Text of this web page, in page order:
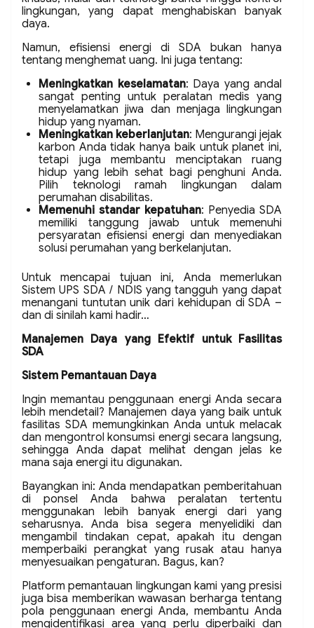
lingkungan, yang dapat menghabiskan banyak
daya.
Namun, efisiensi energi di SDA bukan hanya
tentang menghemat uang. Ini juga tentang:
Meningkatkan keselamatan: Daya yang andal
sangat penting untuk peralatan medis yang
menyelamatkan jiwa dan menjaga lingkungan
hidup yang nyaman.
Meningkatkan keberlanjutan: Mengurangi jejak
karbon Anda tidak hanya baik untuk planet ini,
tetapi juga membantu menciptakan ruang
hidup yang lebih sehat bagi penghuni Anda.
Pilih teknologi ramah lingkungan dalam
perumahan disabilitas.
Memenuhi standar kepatuhan: Penyedia SDA
memiliki tanggung jawab untuk memenuhi
persyaratan efisiensi energi dan menyediakan
solusi perumahan yang berkelanjutan.
Untuk mencapai tujuan ini, Anda memerlukan
Sistem UPS SDA / NDIS yang tangguh yang dapat
menangani tuntutan unik dari kehidupan di SDA –
dan di sinilah kami hadir…
Manajemen Daya yang Efektif untuk Fasilitas
SDA
Sistem Pemantauan Daya
Ingin memantau penggunaan energi Anda secara
lebih mendetail? Manajemen daya yang baik untuk
fasilitas SDA memungkinkan Anda untuk melacak
dan mengontrol konsumsi energi secara langsung,
sehingga Anda dapat melihat dengan jelas ke
mana saja energi itu digunakan.
Bayangkan ini: Anda mendapatkan pemberitahuan
di ponsel Anda bahwa peralatan tertentu
menggunakan lebih banyak energi dari yang
seharusnya. Anda bisa segera menyelidiki dan
mengambil tindakan cepat, apakah itu dengan
memperbaiki perangkat yang rusak atau hanya
menyesuaikan pengaturan. Bagus, kan?
Platform pemantauan lingkungan kami yang presisi
juga bisa memberikan wawasan berharga tentang
pola penggunaan energi Anda, membantu Anda
mengidentifikasi area yang perlu diperbaiki dan